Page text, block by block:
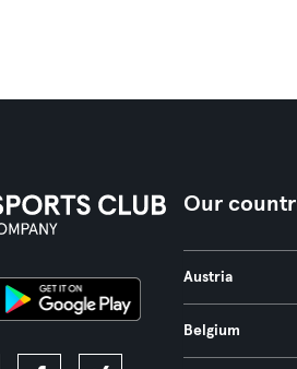
Our
Austria
Belgium